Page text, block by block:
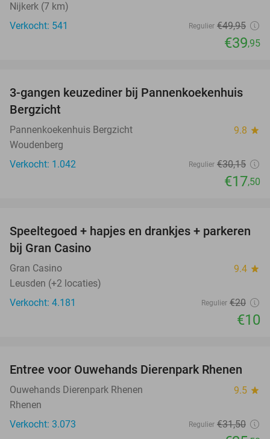
Nijkerk (7 km)
Verkocht: 541
Regulier €49,95
€39,95
42%
3-gangen keuzediner bij Pannenkoekenhuis
Bergzicht
Pannenkoekenhuis Bergzicht 9.8 star
Woudenberg
Verkocht: 1.042
Regulier €30,15
€17,50
50%
Speeltegoed + hapjes en drankjes + parkeren
bij Gran Casino
Gran Casino 9.4 star
Leusden (+2 locaties)
Verkocht: 4.181
Regulier €20
€10
19%
Entree voor Ouwehands Dierenpark Rhenen
Ouwehands Dierenpark Rhenen 9.5 star
Rhenen
Verkocht: 3.073
Regulier €31,50